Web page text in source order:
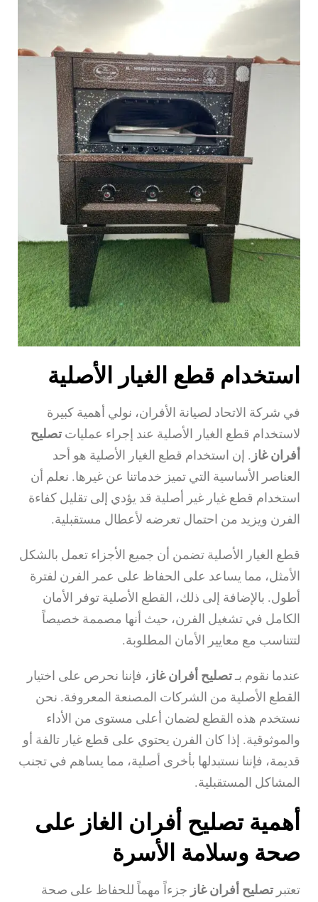
استخدام قطع الغيار الأصلية
في شركة الاتحاد لصيانة الأفران، نولي أهمية كبيرة
لاستخدام قطع الغيار الأصلية عند إجراء عمليات تصليح
أفران غاز . إن استخدام قطع الغيار الأصلية هو أحد
العناصر الأساسية التي تميز خدماتنا عن غيرها. نعلم أن
استخدام قطع غيار غير أصلية قد يؤدي إلى تقليل كفاءة
الفرن ويزيد من احتمال تعرضه لأعطال مستقبلية.
قطع الغيار الأصلية تضمن أن جميع الأجزاء تعمل بالشكل
الأمثل، مما يساعد على الحفاظ على عمر الفرن لفترة
أطول. بالإضافة إلى ذلك، القطع الأصلية توفر الأمان
الكامل في تشغيل الفرن، حيث أنها مصممة خصيصاً
لتتناسب مع معايير الأمان المطلوبة.
عندما نقوم بـتصليح أفران غاز ، فإننا نحرص على اختيار
القطع الأصلية من الشركات المصنعة المعروفة. نحن
نستخدم هذه القطع لضمان أعلى مستوى من الأداء
والموثوقية. إذا كان الفرن يحتوي على قطع غيار تالفة أو
قديمة، فإننا نستبدلها بأخرى أصلية، مما يساهم في تجنب
المشاكل المستقبلية.
أهمية تصليح أفران الغاز على
صحة وسلامة الأسرة
تعتبر تصليح أفران غاز جزءاً مهماً للحفاظ على صحة